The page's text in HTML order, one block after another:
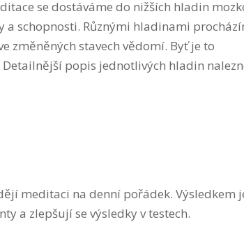
se dostáváme do nižších hladin
schopnosti. Různými hladinami
změněných stavech vědomí. Byť je to
popis jednotlivých hladin
meditaci na denní pořádek. Výsledkem
a zlepšují se výsledky v testech.